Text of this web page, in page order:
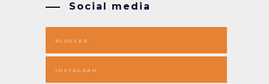
Social media
BLOGGER
INSTAGRAM